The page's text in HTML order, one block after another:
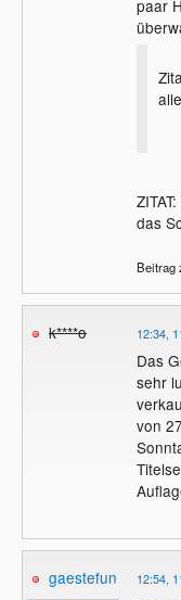
paar
das
Beitrag
k****o 12:34,
Das
sehr
von
gaestefun 12:54,